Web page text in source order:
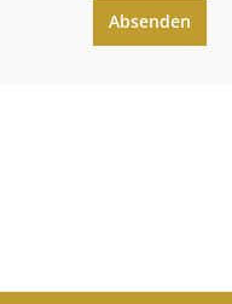
Absenden